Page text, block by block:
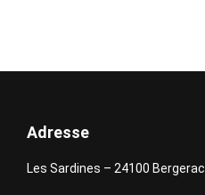
Adresse
Les Sardines – 24100 Bergerac